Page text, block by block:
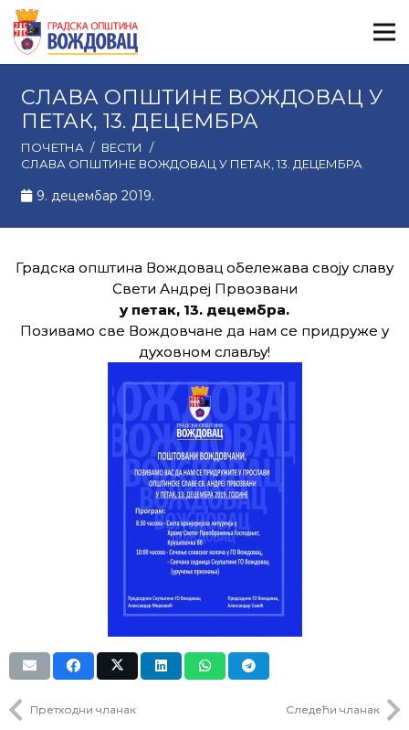
СЛАВА ОПШТИНЕ ВОЖДОВАЦ У
ПЕТАК, 13. ДЕЦЕМБРА
ПОЧЕТНА / ВЕСТИ
/
СЛАВА ОПШТИНЕ ВОЖДОВАЦ У ПЕТАК, 13. ДЕЦЕМБРА
9. децембар 2019.
Градска општина Вождовац обележава своју славу
Свети Андреј Првозвани
у петак, 13. децембра.
Позивамо све Вождовчане да нам се придруже у
духовном слављу!
Претходни чланак Следећи чланак